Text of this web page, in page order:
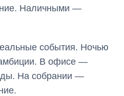
Наличными —
события. Ночью
В офисе —
На собрании —